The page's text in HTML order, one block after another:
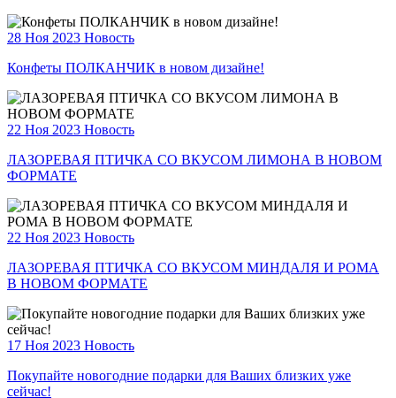
28 Ноя 2023 Новость
Конфеты ПОЛКАНЧИК в новом дизайне!
22 Ноя 2023 Новость
ЛАЗОРЕВАЯ ПТИЧКА СО ВКУСОМ ЛИМОНА В НОВОМ
ФОРМАТЕ
22 Ноя 2023 Новость
ЛАЗОРЕВАЯ ПТИЧКА СО ВКУСОМ МИНДАЛЯ И РОМА
В НОВОМ ФОРМАТЕ
17 Ноя 2023 Новость
Покупайте новогодние подарки для Ваших близких уже
сейчас!